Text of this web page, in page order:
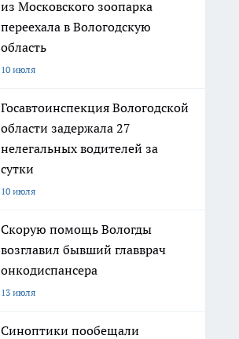
из Московского зоопарка
переехала в Вологодскую
область
10 июля
Госавтоинспекция Вологодской
области задержала 27
нелегальных водителей за
сутки
10 июля
Скорую помощь Вологды
возглавил бывший главврач
онкодиспансера
13 июля
Синоптики пообещали